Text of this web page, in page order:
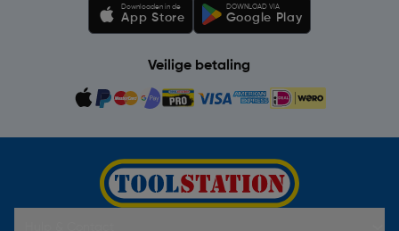
Downloaden in de
App Store
DOWNLOAD VIA
Google Play
Veilige betaling